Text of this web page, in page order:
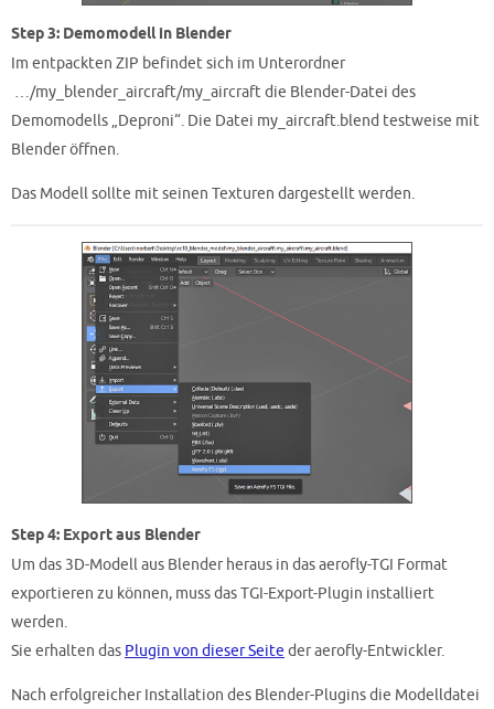
Step 3: Demomodell in Blender
Im entpackten ZIP befindet sich im Unterordner
…/my_blender_aircraft/my_aircraft die Blender-Datei des
Demomodells „Deproni“. Die Datei my_aircraft.blend testweise mit
Blender öffnen.
Das Modell sollte mit seinen Texturen dargestellt werden.
Step 4: Export aus Blender
Um das 3D-Modell aus Blender heraus in das aerofly-TGI Format
exportieren zu können, muss das TGI-Export-Plugin installiert
werden.
Sie erhalten das Plugin von dieser Seite der aerofly-Entwickler.
Nach erfolgreicher Installation des Blender-Plugins die Modelldatei